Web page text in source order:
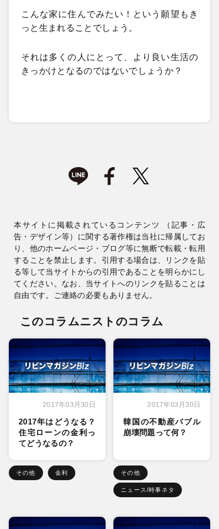
こんな家に住んでみたい！という願望もき
っと生まれることでしょう。
それは多くの人にとって、より良い生活の
きっかけとなるのではないでしょうか？
本サイトに掲載されているコンテンツ （記事・広
告・デザイン等）に関する著作権は当社に帰属してお
り、他のホームページ・ブログ等に無断で転載・転用
することを禁止します。引用する場合は、リンクを貼
る等して当サイトからの引用であることを明らかにし
てください。なお、当サイトへのリンクを貼ることは
自由です。ご連絡の必要もありません。
このコラムニストのコラム
2017年03月30日
2017年はどうなる？
住宅ローンの金利っ
てどうなるの？
その他 金利
2017年03月30日
韓国の不動産バブル
崩壊問題って何？
その他
ニュース/時事ネタ